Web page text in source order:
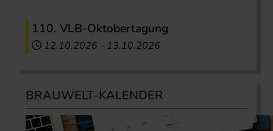
110. VLB-Oktobertagung
12.10.2026 - 13.10.2026
BRAUWELT-KALENDER